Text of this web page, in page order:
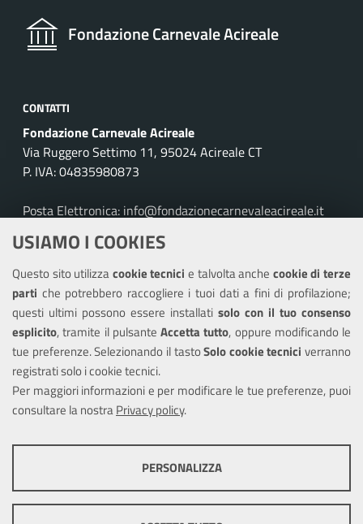
USIAMO I COOKIES
Questo sito utilizzacookie tecnicie talvolta anche cookie di terze
parti che potrebbero raccogliere i tuoi dati a fini di profilazione;
questi ultimi possono essere installati solo con il tuo consenso
esplicito, tramite il pulsante Accetta tutto, oppure modificando le
tue preferenze. Selezionando il tastoSolo cookie tecnici verranno
registrati solo i cookie tecnici.
Per maggiori informazioni e per modificare le tue preferenze, puoi
consultare la nostraPrivacy policy.
PERSONALIZZA
Fondazione Carnevale Acireale
CONTATTI
Fondazione Carnevale Acireale
Via Ruggero Settimo 11, 95024 Acireale CT
P. IVA: 04835980873
Posta Elettronica: info@fondazionecarnevaleacireale.it
Leggi le FAQ
Amministrazione trasparente
Informativa privacy
Note legali
Dichiarazione di accessibilità